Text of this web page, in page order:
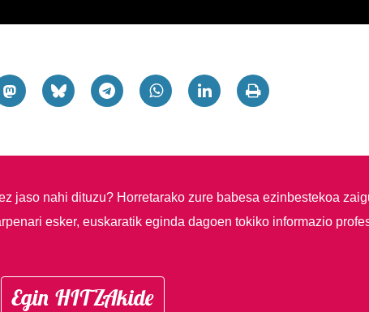
jaso nahi dituzu? Horretarako zure babesa ezinbestekoa
esker, euskaratik eginda dagoen tokiko informazio
Egin HITZAkide